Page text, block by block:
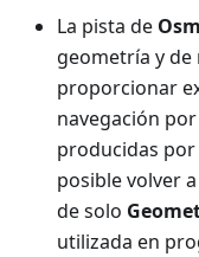
La pista de
geometría y de
proporcionar
navegación
producidas por
posible volver
de solo
utilizada en